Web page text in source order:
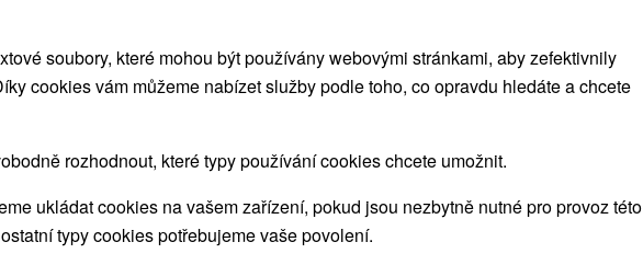
soubory, které mohou být používány webovými stránkami, aby zefektivnily
cookies vám můžeme nabízet služby podle toho, co opravdu hledáte a chcete
rozhodnout, které typy používání cookies chcete umožnit.
ukládat cookies na vašem zařízení, pokud jsou nezbytně nutné pro provoz této
typy cookies potřebujeme vaše povolení.